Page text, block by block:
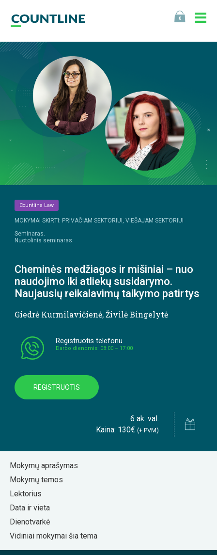
0
Countline Law
MOKYMAI SKIRTI: PRIVAČIAM SEKTORIUI, VIEŠAJAM SEKTORIUI
Seminaras.
Nuotolinis seminaras.
Cheminės medžiagos ir mišiniai – nuo
naudojimo iki atliekų susidarymo.
Naujausių reikalavimų taikymo patirtys
Giedrė Kurmilavičienė,Živilė Bingelytė
Registruotis telefonu
Darbo dienomis: 08:00 – 17:00
REGISTRUOTIS
6 ak. val.
Kaina: 130€ (+ PVM)
Mokymų aprašymas
Mokymų temos
Lektorius
Data ir vieta
Dienotvarkė
Vidiniai mokymai šia tema